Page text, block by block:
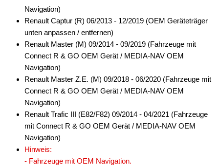
Navigation)
Renault Captur (R) 06/2013 - 12/2019 (OEM Geräteträger
unten anpassen / entfernen)
Renault Master (M) 09/2014 - 09/2019 (Fahrzeuge mit
Connect R & GO OEM Gerät / MEDIA-NAV OEM
Navigation)
Renault Master Z.E. (M) 09/2018 - 06/2020 (Fahrzeuge mit
Connect R & GO OEM Gerät / MEDIA-NAV OEM
Navigation)
Renault Trafic III (E82/F82) 09/2014 - 04/2021 (Fahrzeuge
mit Connect R & GO OEM Gerät / MEDIA-NAV OEM
Navigation)
Hinweis:
- Fahrzeuge mit OEM Navigation.